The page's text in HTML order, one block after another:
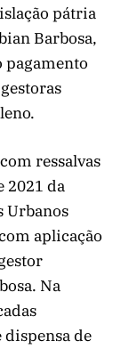
pátria
Barbosa,
pagamento
ressalvas
2021 da
Urbanos
aplicação
Na
de